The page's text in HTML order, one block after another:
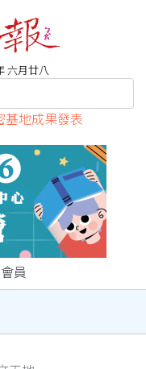
六月廿八
地成果發表
員